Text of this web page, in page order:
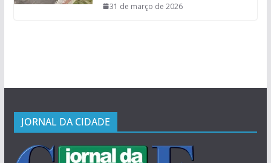
31 de março de 2026
JORNAL DA CIDADE